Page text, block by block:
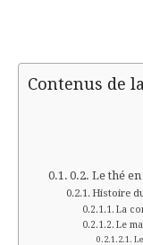
Contenus de
Le thé
Histoire
La
Le